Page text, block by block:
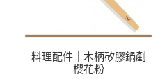
料理配件｜木柄矽膠鍋剷
櫻花粉